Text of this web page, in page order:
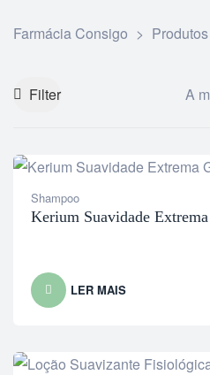
Farmácia Consigo > Produtos
Filter A
Shampoo
Kerium Suavidade
LER MAIS